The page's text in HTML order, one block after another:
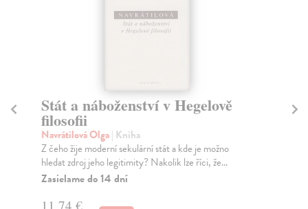
Stát a náboženství v Hegelově
filosofii
Navrátilová Olga| Kniha
Z čeho žije moderní sekulární stát a kde je možno
hledat zdroj jeho legitimity? Nakolik lze říci, že...
Zasielame do 14 dní
11,74 €